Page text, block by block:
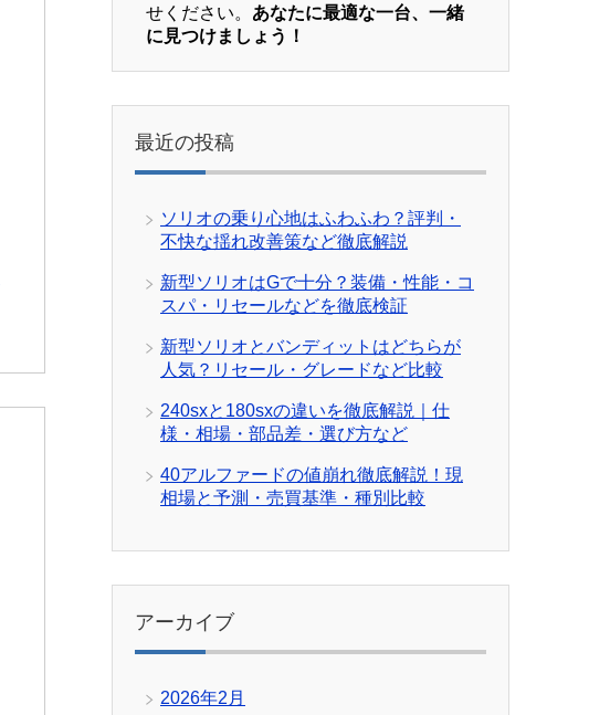
せください。 あなたに最適な一台、一緒
に見つけましょう！
最近の投稿
ソリオの乗り心地はふわふわ？評判・
不快な揺れ改善策など徹底解説
新型ソリオはGで十分？装備・性能・コ
スパ・リセールなどを徹底検証
新型ソリオとバンディットはどちらが
人気？リセール・グレードなど比較
240sxと180sxの違いを徹底解説｜仕
様・相場・部品差・選び方など
40アルファードの値崩れ徹底解説！現
相場と予測・売買基準・種別比較
アーカイブ
2026年2月